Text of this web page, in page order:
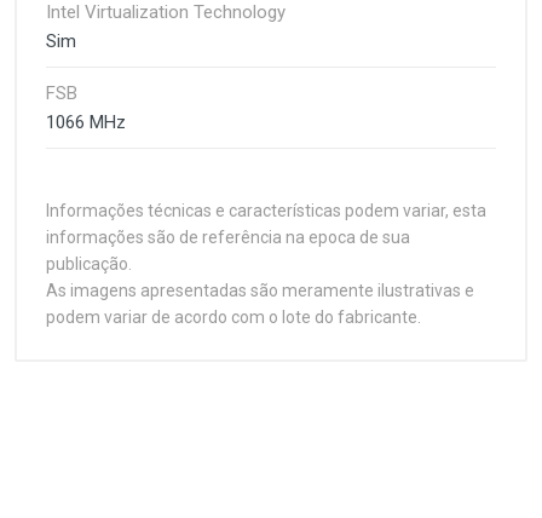
Intel Virtualization Technology
Sim
FSB
1066 MHz
Informações técnicas e características podem variar, esta
informações são de referência na epoca de sua
publicação.
As imagens apresentadas são meramente ilustrativas e
podem variar de acordo com o lote do fabricante.